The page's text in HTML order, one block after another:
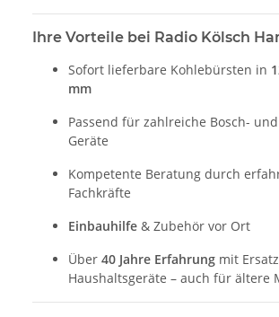
Ihre Vorteile bei Radio Kölsch
Sofort lieferbare Kohlebürsten in
mm
Passend für zahlreiche Bosch-
Geräte
Kompetente Beratung durch
Fachkräfte
Einbauhilfe & Zubehör vor Ort
Über 40 Jahre Erfahrung mit
Haushaltsgeräte – auch für ältere